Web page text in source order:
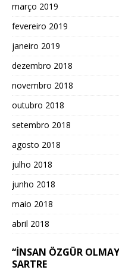
março 2019
fevereiro 2019
janeiro 2019
dezembro 2018
novembro 2018
outubro 2018
setembro 2018
agosto 2018
julho 2018
junho 2018
maio 2018
abril 2018
“İNSAN ÖZGÜR
SARTRE